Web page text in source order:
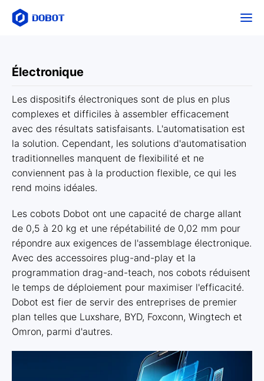
Électronique
Les dispositifs électroniques sont de plus en plus
complexes et difficiles à assembler efficacement
avec des résultats satisfaisants. L'automatisation est
la solution. Cependant, les solutions d'automatisation
traditionnelles manquent de flexibilité et ne
conviennent pas à la production flexible, ce qui les
rend moins idéales.
Les cobots Dobot ont une capacité de charge allant
de 0,5 à 20 kg et une répétabilité de 0,02 mm pour
répondre aux exigences de l'assemblage électronique.
Avec des accessoires plug-and-play et la
programmation drag-and-teach, nos cobots réduisent
le temps de déploiement pour maximiser l'efficacité.
Dobot est fier de servir des entreprises de premier
plan telles que Luxshare, BYD, Foxconn, Wingtech et
Omron, parmi d'autres.